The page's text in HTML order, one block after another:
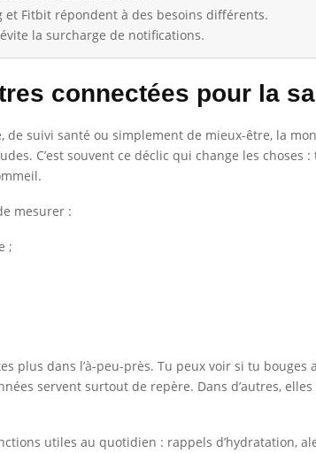
et Fitbit répondent à des besoins différents.
la surcharge de notifications.
connectées pour la
de suivi santé ou simplement de mieux-être, la
C’est souvent ce déclic qui change les
mesurer :
;
plus dans l’à-peu-près. Tu peux voir si tu
servent surtout de repère. Dans d’autres,
utiles au quotidien : rappels d’hydratation,